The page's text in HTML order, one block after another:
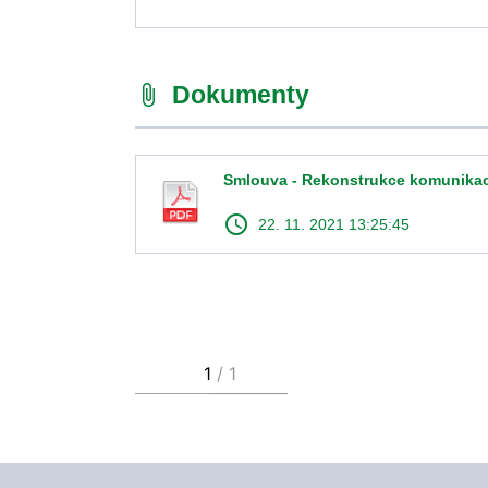
attach_file Dokumenty
Smlouva - Rekonstrukce
access_time 22. 11. 2021 13:25:45